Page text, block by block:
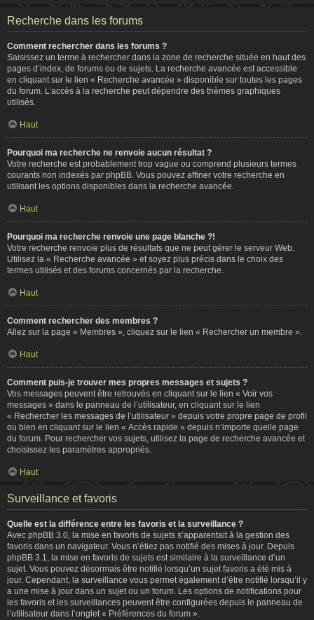
Recherche dans les forums
Comment rechercher dans les forums ?
Saisissez un terme à rechercher dans la zone de recherche située en haut des
pages d’index, de forums ou de sujets. La recherche avancée est accessible
en cliquant sur le lien « Recherche avancée » disponible sur toutes les pages
du forum. L’accès à la recherche peut dépendre des thèmes graphiques
utilisés.
Haut
Pourquoi ma recherche ne renvoie aucun résultat ?
Votre recherche est probablement trop vague ou comprend plusieurs termes
courants non indexés par phpBB. Vous pouvez affiner votre recherche en
utilisant les options disponibles dans la recherche avancée.
Haut
Pourquoi ma recherche renvoie une page blanche ?!
Votre recherche renvoie plus de résultats que ne peut gérer le serveur Web.
Utilisez la « Recherche avancée » et soyez plus précis dans le choix des
termes utilisés et des forums concernés par la recherche.
Haut
Comment rechercher des membres ?
Allez sur la page « Membres », cliquez sur le lien « Rechercher un membre ».
Haut
Comment puis-je trouver mes propres messages et sujets ?
Vos messages peuvent être retrouvés en cliquant sur le lien « Voir vos
messages » dans le panneau de l’utilisateur, en cliquant sur le lien
« Rechercher les messages de l’utilisateur » depuis votre propre page de profil
ou bien en cliquant sur le lien « Accès rapide » depuis n’importe quelle page
du forum. Pour rechercher vos sujets, utilisez la page de recherche avancée et
choisissez les paramètres appropriés.
Haut
Surveillance et favoris
Quelle est la différence entre les favoris et la surveillance ?
Avec phpBB 3.0, la mise en favoris de sujets s’apparentait à la gestion des
favoris dans un navigateur. Vous n’étiez pas notifié des mises à jour. Depuis
phpBB 3.1, la mise en favoris de sujets est similaire à la surveillance d’un
sujet. Vous pouvez désormais être notifié lorsqu’un sujet favoris a été mis à
jour. Cependant, la surveillance vous permet également d’être notifié lorsqu’il y
a une mise à jour dans un sujet ou un forum. Les options de notifications pour
les favoris et les surveillances peuvent être configurées depuis le panneau de
l’utilisateur dans l’onglet « Préférences du forum ».